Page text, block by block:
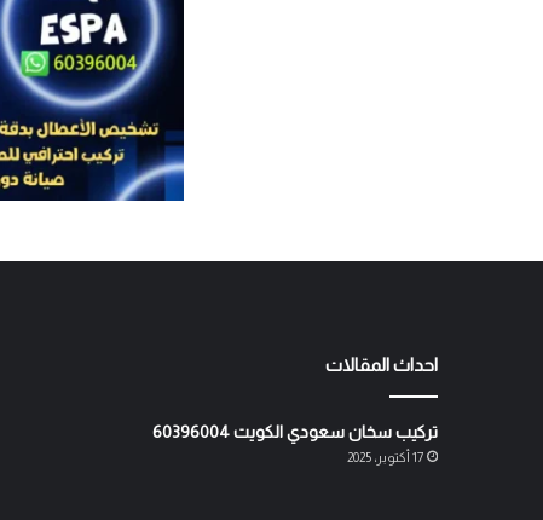
احداث المقالات
تركيب سخان سعودي الكويت 60396004
17 أكتوبر، 2025